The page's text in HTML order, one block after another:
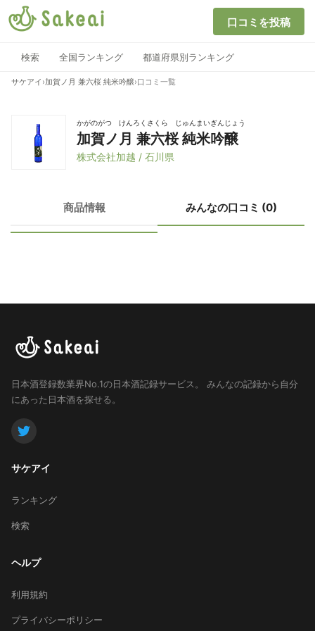
口コミを投稿
検索 全国ランキング 都道府県別ランキング
サケアイ ›加賀ノ月 兼六桜 純米吟醸›口コミ一覧
かがのがつ けんろくさくら じゅんまいぎんじょう
加賀ノ月 兼六桜 純米吟醸
株式会社加越 / 石川県
商品情報 みんなの口コミ (0)
日本酒登録数業界No.1の日本酒記録サービス。
みんなの記録から自分
にあった日本酒を探せる。
サケアイ
ランキング
検索
ヘルプ
利用規約
プライバシーポリシー